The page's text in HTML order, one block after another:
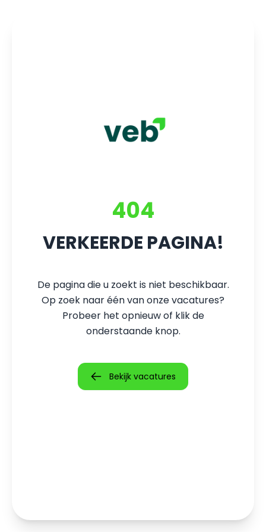
404
VERKEERDE PAGINA!
De pagina die u zoekt is niet beschikbaar.
Op zoek naar één van onze vacatures?
Probeer het opnieuw of klik de
onderstaande knop.
Bekijk vacatures